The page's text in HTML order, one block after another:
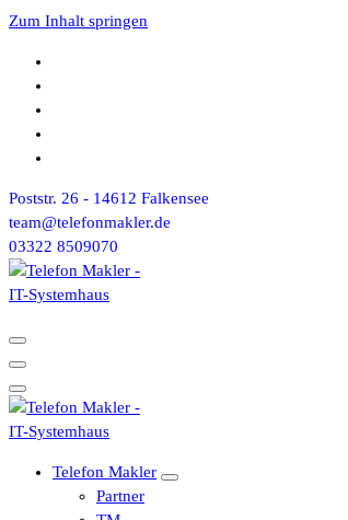
Zum Inhalt springen
Poststr. 26 - 14612 Falkensee
team@telefonmakler.de
03322 8509070
Telefon Makler
Partner